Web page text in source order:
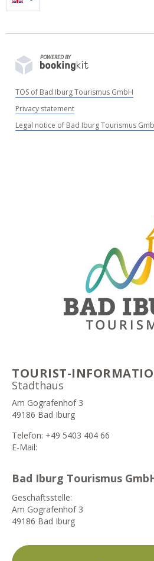
POWERED BY
TOS of Bad Iburg Tourismus GmbH
Privacy statement
Legal notice of Bad Iburg Tourismus
TOURIST-
Stadthaus
Am Gografenhof 3
49186 Bad Iburg
Telefon: +49 5403 404 66
E-Mail:
Bad Iburg Tourismus
Geschäftsstelle:
Am Gografenhof 3
49186 Bad Iburg